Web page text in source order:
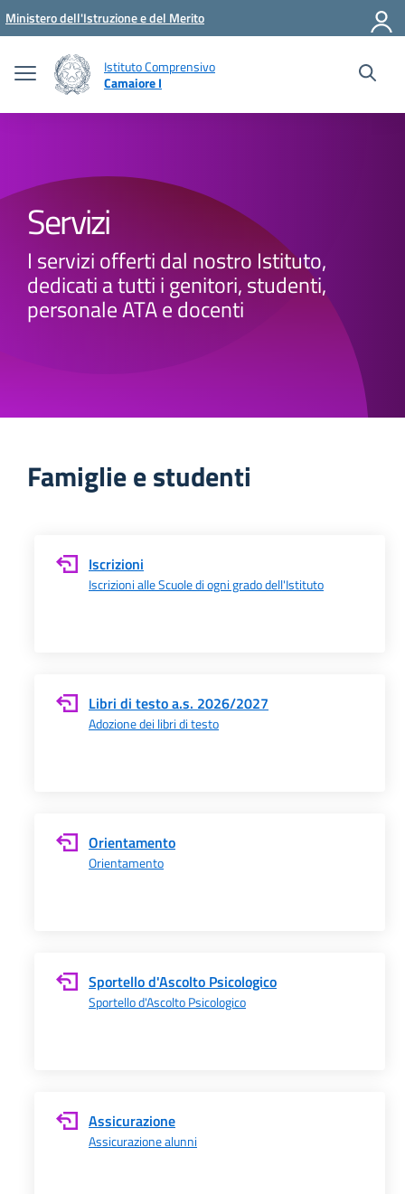
Vai ai contenuti
Vai al menu di navigazione
Vai al footer
Ministero dell'Istruzione e del Merito
Istituto Comprensivo
Camaiore I
Servizi
I servizi offerti dal nostro Istituto,
dedicati a tutti i genitori, studenti,
personale ATA e docenti
Famiglie e studenti
Iscrizioni
Iscrizioni alle Scuole di ogni grado dell'Istituto
Libri di testo a.s. 2026/2027
Adozione dei libri di testo
Orientamento
Orientamento
Sportello d'Ascolto Psicologico
Sportello d'Ascolto Psicologico
Assicurazione
Assicurazione alunni